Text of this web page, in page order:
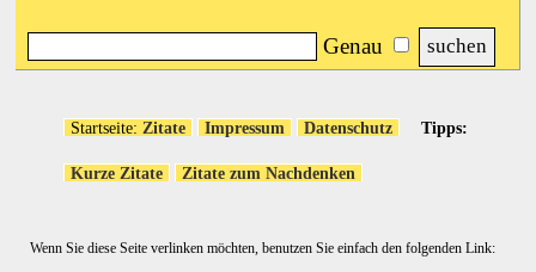
Genau
Startseite: Zitate Impressum Datenschutz Tipps:
Kurze Zitate Zitate zum Nachdenken
Wenn Sie diese Seite verlinken möchten, benutzen Sie einfach den folgenden Link: